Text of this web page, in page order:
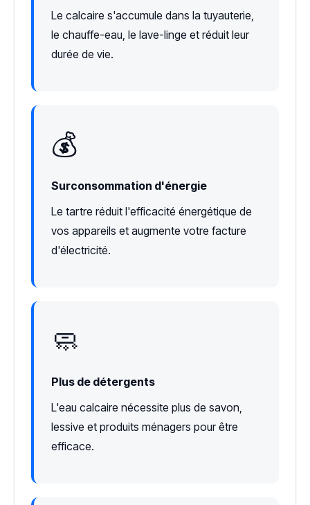
Le calcaire s'accumule dans la tuyauterie,
le chauffe-eau, le lave-linge et réduit leur
durée de vie.
💰
Surconsommation d'énergie
Le tartre réduit l'efficacité énergétique de
vos appareils et augmente votre facture
d'électricité.
🧼
Plus de détergents
L'eau calcaire nécessite plus de savon,
lessive et produits ménagers pour être
efficace.